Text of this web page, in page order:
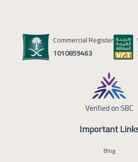
Important
Blog
Commercial Register
1010859463
Verified on SBC